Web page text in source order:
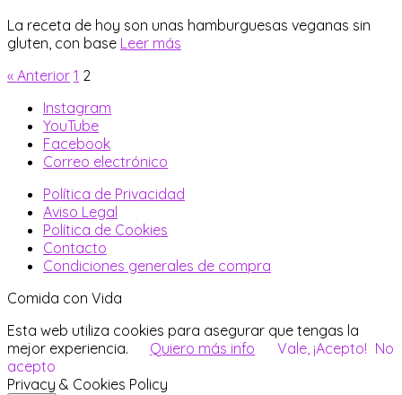
La receta de hoy son unas hamburguesas veganas sin
gluten, con base Leer más
« Anterior 1 2
Instagram
YouTube
Facebook
Correo electrónico
Política de Privacidad
Aviso Legal
Política de Cookies
Contacto
Condiciones generales de compra
Comida con Vida
Esta web utiliza cookies para asegurar que tengas la
mejor experiencia.
Quiero más info Vale, ¡Acepto! No
acepto
Privacy & Cookies Policy